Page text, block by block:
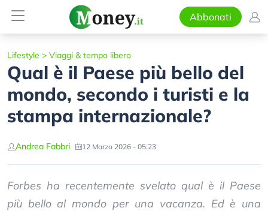
Abbonati
Lifestyle > Viaggi & tempo libero
Qual è il Paese più bello del
mondo, secondo i turisti e la
stampa internazionale?
Andrea Fabbri 12 Marzo 2026 - 05:23
Forbes ha recentemente svelato qual è il Paese
più bello al mondo per una vacanza. Ed è una